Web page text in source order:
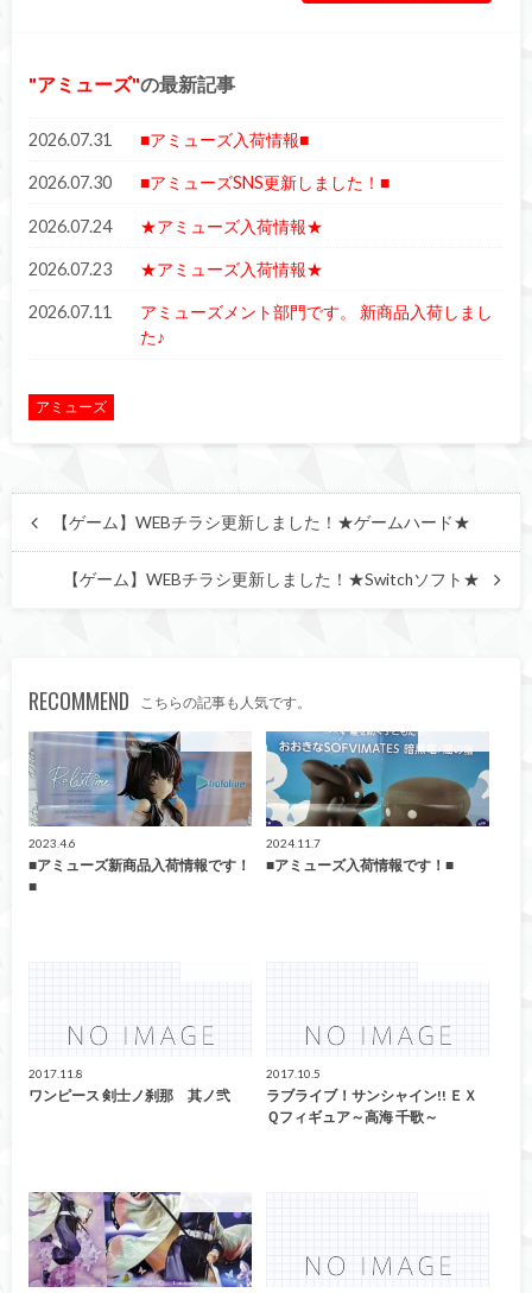
アミューズ の最新記事
2026.07.31 ■アミューズ入荷情報■
2026.07.30 ■アミューズSNS更新しました！■
2026.07.24 ★アミューズ入荷情報★
2026.07.23 ★アミューズ入荷情報★
2026.07.11
アミューズメント部門です。 新商品入荷しまし
た♪
アミューズ
【ゲーム】WEBチラシ更新しました！★ゲームハード★
【ゲーム】WEBチラシ更新しました！★Switchソフト★
RECOMMEND こちらの記事も人気です。
2023.4.6
■アミューズ新商品入荷情報です！
■
2024.11.7
■アミューズ入荷情報です！■
2017.11.8
ワンピース 剣士ノ刹那 其ノ弐
2017.10.5
ラブライブ！サンシャイン!! ＥＸ
Ｑフィギュア～高海 千歌～